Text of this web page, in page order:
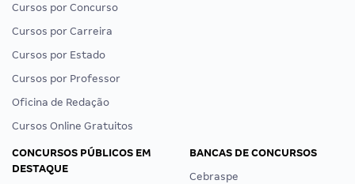
Cursos por Concurso
Cursos por Carreira
Cursos por Estado
Cursos por Professor
Oficina de Redação
Cursos Online Gratuitos
CONCURSOS PÚBLICOS EM
DESTAQUE
BANCAS DE CONCURSOS
Cebraspe